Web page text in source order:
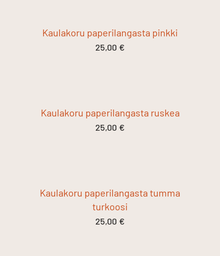
Kaulakoru paperilangasta pinkki
25,00 €
Kaulakoru paperilangasta ruskea
25,00 €
Kaulakoru paperilangasta tumma
turkoosi
25,00 €